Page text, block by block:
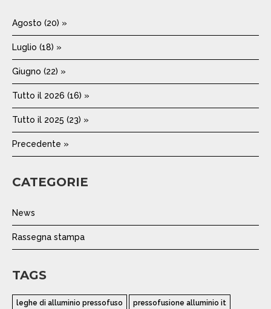
Agosto (20) »
Luglio (18) »
Giugno (22) »
Tutto il 2026 (16) »
Tutto il 2025 (23) »
Precedente »
CATEGORIE
News
Rassegna stampa
TAGS
leghe di alluminio pressofuso pressofusione alluminio it